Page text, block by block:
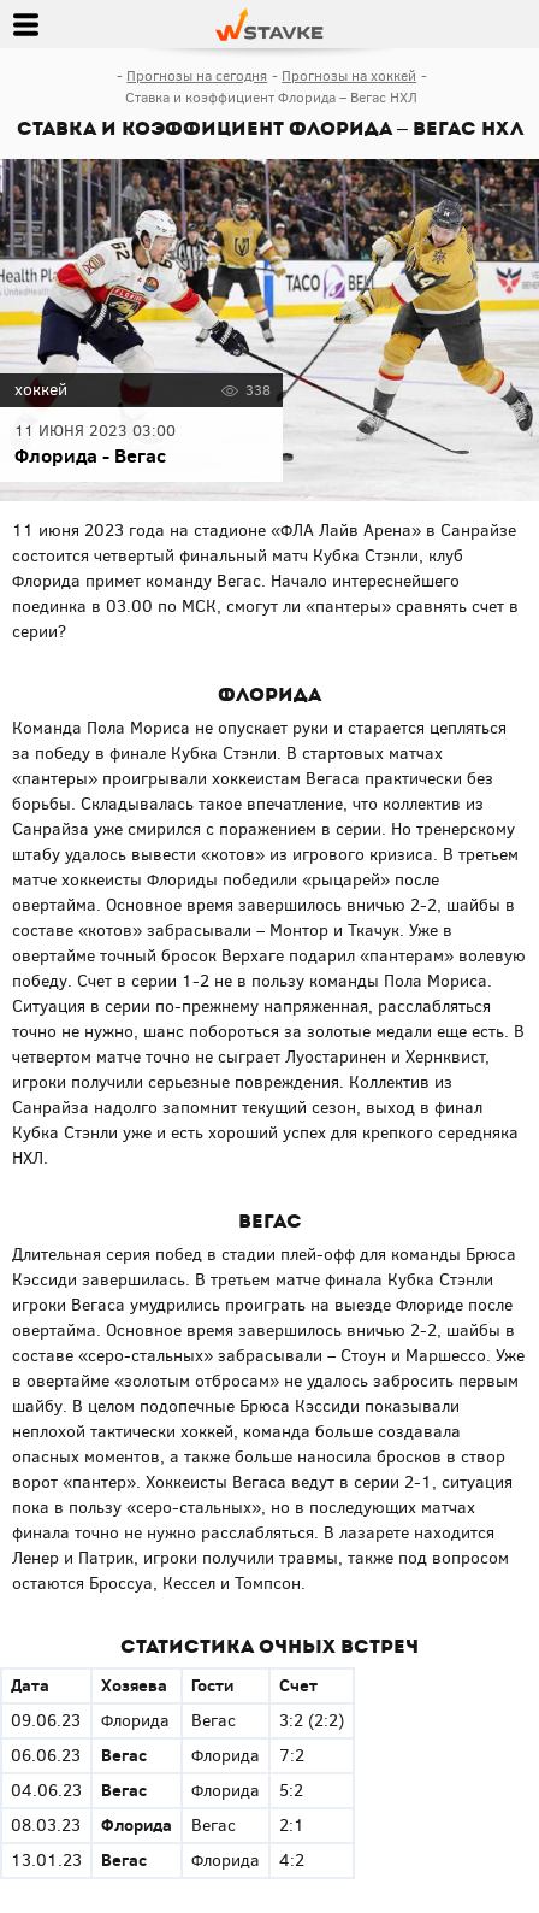
Прогнозы на сегодня
Прогнозы на хоккей
Ставка и коэффициент Флорида – Вегас НХЛ
Ставка и коэффициент Флорида – Вегас НХЛ
хоккей 338
11 ИЮНЯ 2023 03:00
Флорида - Вегас
11 июня 2023 года на стадионе «ФЛА Лайв Арена» в Санрайзе
состоится четвертый финальный матч Кубка Стэнли, клуб
Флорида примет команду Вегас. Начало интереснейшего
поединка в 03.00 по МСК, смогут ли «пантеры» сравнять счет в
серии?
Флорида
Команда Пола Мориса не опускает руки и старается цепляться
за победу в финале Кубка Стэнли. В стартовых матчах
«пантеры» проигрывали хоккеистам Вегаса практически без
борьбы. Складывалась такое впечатление, что коллектив из
Санрайза уже смирился с поражением в серии. Но тренерскому
штабу удалось вывести «котов» из игрового кризиса. В третьем
матче хоккеисты Флориды победили «рыцарей» после
овертайма. Основное время завершилось вничью 2-2, шайбы в
составе «котов» забрасывали – Монтор и Ткачук. Уже в
овертайме точный бросок Верхаге подарил «пантерам» волевую
победу. Счет в серии 1-2 не в пользу команды Пола Мориса.
Ситуация в серии по-прежнему напряженная, расслабляться
точно не нужно, шанс побороться за золотые медали еще есть. В
четвертом матче точно не сыграет Луостаринен и Хернквист,
игроки получили серьезные повреждения. Коллектив из
Санрайза надолго запомнит текущий сезон, выход в финал
Кубка Стэнли уже и есть хороший успех для крепкого середняка
НХЛ.
Вегас
Длительная серия побед в стадии плей-офф для команды Брюса
Кэссиди завершилась. В третьем матче финала Кубка Стэнли
игроки Вегаса умудрились проиграть на выезде Флориде после
овертайма. Основное время завершилось вничью 2-2, шайбы в
составе «серо-стальных» забрасывали – Стоун и Маршессо. Уже
в овертайме «золотым отбросам» не удалось забросить первым
шайбу. В целом подопечные Брюса Кэссиди показывали
неплохой тактически хоккей, команда больше создавала
опасных моментов, а также больше наносила бросков в створ
ворот «пантер». Хоккеисты Вегаса ведут в серии 2-1, ситуация
пока в пользу «серо-стальных», но в последующих матчах
финала точно не нужно расслабляться. В лазарете находится
Ленер и Патрик, игроки получили травмы, также под вопросом
остаются Броссуа, Кессел и Томпсон.
Статистика очных встреч
Дата Хозяева Гости Счет
09.06.23 Флорида Вегас 3:2 (2:2)
06.06.23
Вегас Флорида
7:2
04.06.23
Вегас Флорида
5:2
08.03.23
Флорида Вегас
2:1
13.01.23
Вегас Флорида 4:2